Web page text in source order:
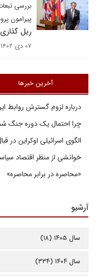
بررسی
پیرامون
ریل گذاری
۰۷ دی ۱۴۰۲
آخرین خبرها
درباره لزوم گسترش روابط
چرا احتمال یک دوره جنگ
الگوی اسرائیلی اوکراین در
خوانشی از منظر اقتصاد
«محاصره در برابر محاصره»
آرشیو
سال ۱۴۰۵ (۱۸)
سال ۱۴۰۴ (۳۳۴)